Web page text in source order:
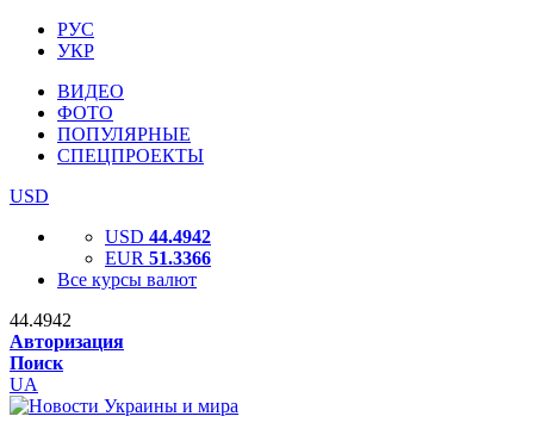
РУС
УКР
ВИДЕО
ФОТО
ПОПУЛЯРНЫЕ
СПЕЦПРОЕКТЫ
USD
USD 44.4942
EUR 51.3366
Все курсы валют
44.4942
Авторизация
Поиск
UA